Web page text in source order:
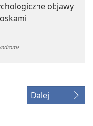
objawy
Dalej